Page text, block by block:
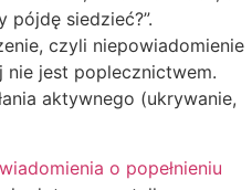
pójdę siedzieć?”.
czyli niepowiadomienie
jest poplecznictwem.
aktywnego (ukrywanie,
o popełnieniu